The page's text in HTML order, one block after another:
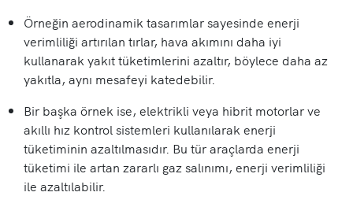
Örneğin aerodinamik tasarımlar sayesinde enerji
verimliliği artırılan tırlar, hava akımını daha iyi
kullanarak yakıt tüketimlerini azaltır, böylece daha az
yakıtla, aynı mesafeyi katedebilir.
Bir başka örnek ise, elektrikli veya hibrit motorlar ve
akıllı hız kontrol sistemleri kullanılarak enerji
tüketiminin azaltılmasıdır. Bu tür araçlarda enerji
tüketimi ile artan zararlı gaz salınımı, enerji verimliliği
ile azaltılabilir.